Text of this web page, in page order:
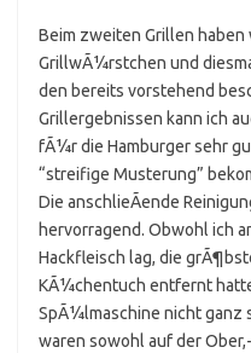
Beim zweiten Grillen
GrillwÃ¼rstchen und
den bereits vorstehend
Grillergebnissen kann ich
fÃ¼r die Hamburger sehr
“streifige Musterung”
Die anschlieÃende
hervorragend. Obwohl ich
Hackfleisch lag, die
KÃ¼chentuch entfernt
SpÃ¼lmaschine nicht ganz
waren sowohl auf der